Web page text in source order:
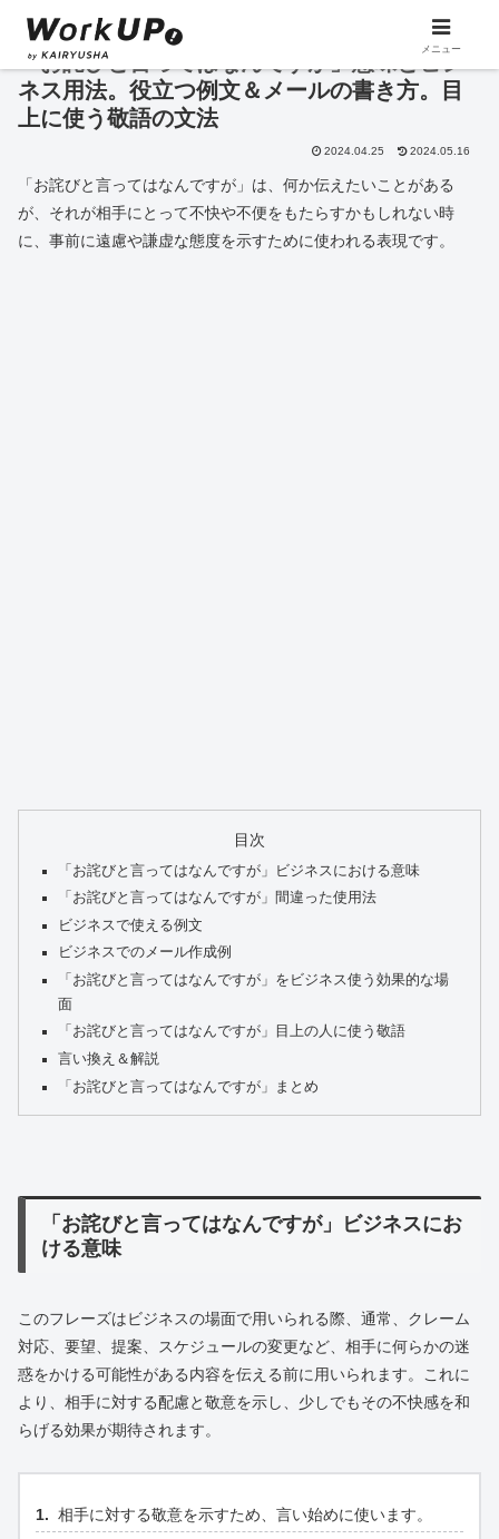
「お詫びと言ってはなんですが」意味とビジ
ネス用法。役立つ例文＆メールの書き方。目
上に使う敬語の文法
2024.04.25 2024.05.16
「お詫びと言ってはなんですが」は、何か伝えたいことがある
が、それが相手にとって不快や不便をもたらすかもしれない時
に、事前に遠慮や謙虚な態度を示すために使われる表現です。
目次
「お詫びと言ってはなんですが」ビジネスにおける意味
「お詫びと言ってはなんですが」間違った使用法
ビジネスで使える例文
ビジネスでのメール作成例
「お詫びと言ってはなんですが」をビジネス使う効果的な場
面
「お詫びと言ってはなんですが」目上の人に使う敬語
言い換え＆解説
「お詫びと言ってはなんですが」まとめ
「お詫びと言ってはなんですが」ビジネスにお
ける意味
このフレーズはビジネスの場面で用いられる際、通常、クレーム
対応、要望、提案、スケジュールの変更など、相手に何らかの迷
惑をかける可能性がある内容を伝える前に用いられます。これに
より、相手に対する配慮と敬意を示し、少しでもその不快感を和
らげる効果が期待されます。
相手に対する敬意を示すため、言い始めに使います。
メニュー